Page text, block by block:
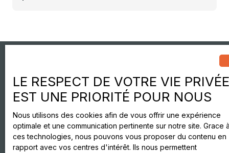
Je recherche un bien
Vente appartement Grenoble (38000)
Vente appartement Grenoble (38100)
Location appartement Grenoble (38000)
Vente appartement Sassenage (38360)
LE RESPECT DE VOTRE VIE PRIVÉE
EST UNE PRIORITÉ POUR NOUS
Nous utilisons des cookies afin de vous offrir une expérience
optimale et une communication pertinente sur notre site. Grace
ces technologies, nous pouvons vous proposer du contenu en
rapport avec vos centres d'intérêt. Ils nous permettent